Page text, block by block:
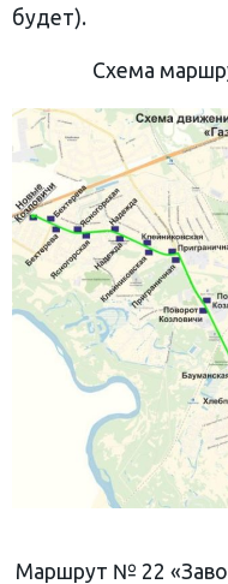
будет).
Схема
Маршрут № 22